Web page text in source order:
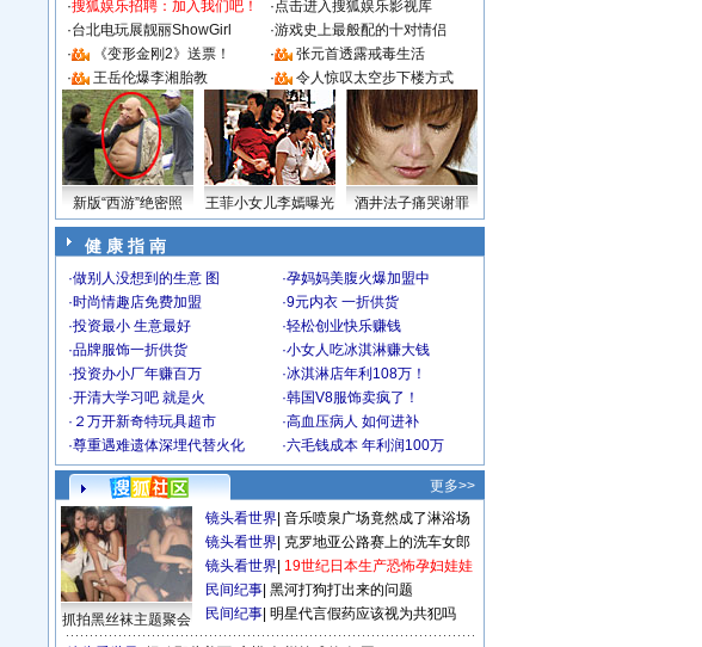
·搜狐娱乐招聘：加入我们吧！ ·点击进入搜狐娱乐影视库
·台北电玩展靓丽ShowGirl ·游戏史上最般配的十对情侣
·
《变形金刚2》送票！ ·
张元首透露戒毒生活
·
王岳伦爆李湘胎教 · 令人惊叹太空步下楼方式
新版“西游”绝密照 王菲小女儿李嫣曝光 酒井法子痛哭谢罪
健 康 指 南
·做别人没想到的生意 图 ·孕妈妈美腹火爆加盟中
·时尚情趣店免费加盟 ·9元内衣 一折供货
·投资最小 生意最好 ·轻松创业快乐赚钱
·品牌服饰一折供货 ·小女人吃冰淇淋赚大钱
·投资办小厂年赚百万 ·冰淇淋店年利108万！
·开清大学习吧 就是火 ·韩国V8服饰卖疯了！
· ２万开新奇特玩具超市 ·高血压病人 如何进补
·尊重遇难遗体深埋代替火化 ·六毛钱成本 年利润100万
更多>>
抓拍黑丝袜主题聚会
镜头看世界 音乐喷泉广场竟然成了淋浴场
镜头看世界 克罗地亚公路赛上的洗车女郎
镜头看世界 19世纪日本生产恐怖孕妇娃娃
民间纪事 黑河打狗打出来的问题
民间纪事 明星代言假药应该视为共犯吗